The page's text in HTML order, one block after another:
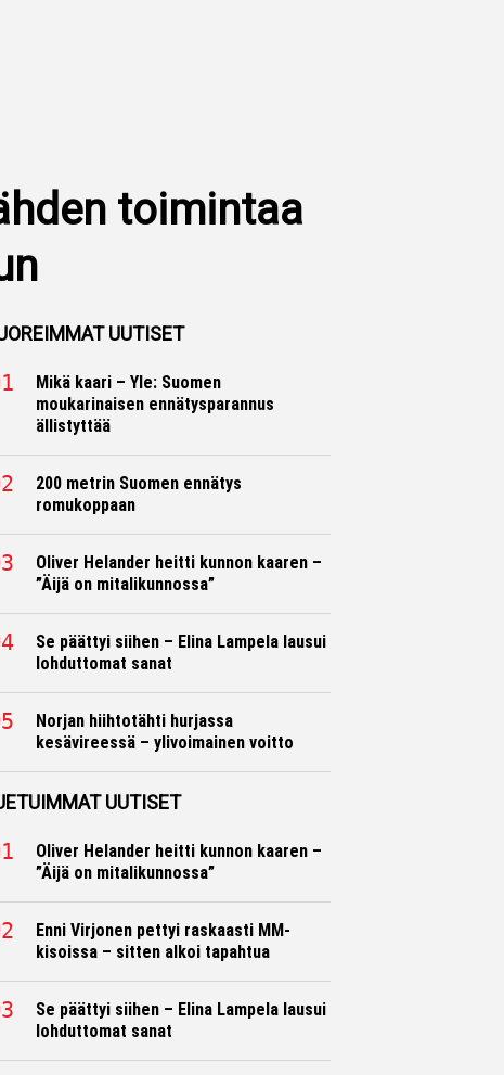
toimintaa
UUTISET
Mikä kaari – Yle: Suomen
moukarinaisen ennätysparannus
ällistyttää
200 metrin Suomen ennätys
romukoppaan
Oliver Helander heitti kunnon kaaren –
”Äijä on mitalikunnossa”
Se päättyi siihen – Elina Lampela lausui
lohduttomat sanat
Norjan hiihtotähti hurjassa
kesävireessä – ylivoimainen voitto
UUTISET
Oliver Helander heitti kunnon kaaren –
”Äijä on mitalikunnossa”
Enni Virjonen pettyi raskaasti MM-
kisoissa – sitten alkoi tapahtua
Se päättyi siihen – Elina Lampela lausui
lohduttomat sanat